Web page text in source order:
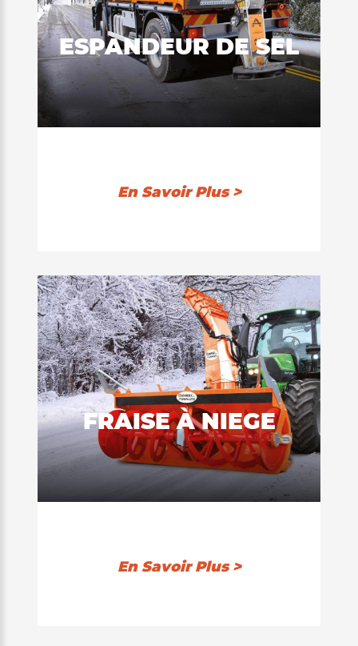
ESPANDEUR DE SEL
En Savoir Plus >
FRAISE À NIEGE
En Savoir Plus >